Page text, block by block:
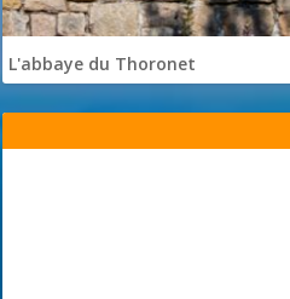
L'abbaye du Thoronet